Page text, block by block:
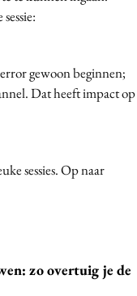
gewoon beginnen;
Dat heeft impact op
sessies. Op naar
zo overtuig je de